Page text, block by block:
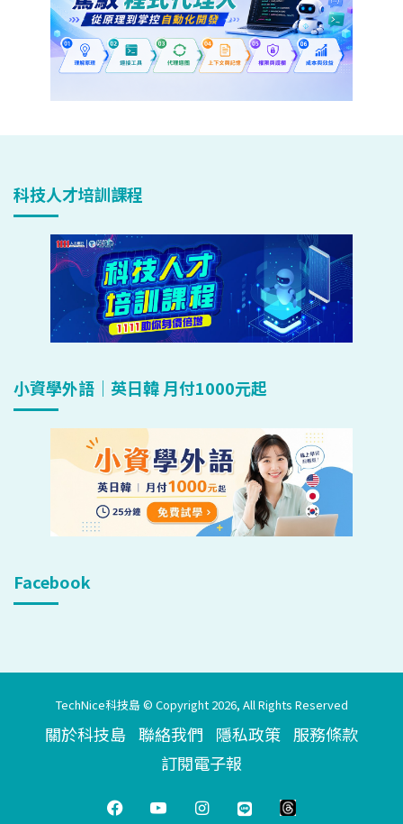
科技人才培訓課程
小資學外語｜英日韓 月付1000元起
Facebook
TechNice科技島 © Copyright 2026, All Rights Reserved
關於科技島 聯絡我們 隱私政策 服務條款
訂閱電子報